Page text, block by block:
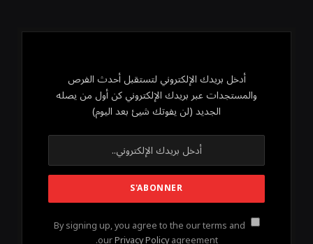
أدخل بريدك الإلكتروني لتستقبل أحدث الفرص
والمستجدات عبر بريدك الإلكتروني كن أول من يصله
الجديد (لن يفوتك شيئ بعد اليوم)
By signing up, you agree to the our terms and